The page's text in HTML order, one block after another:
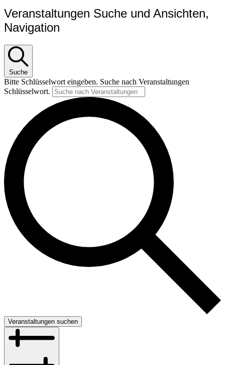
Veranstaltungen Suche und Ansichten,
Navigation
Suche
Bitte Schlüsselwort eingeben. Suche nach Veranstaltungen
Schlüsselwort.
Veranstaltungen suchen